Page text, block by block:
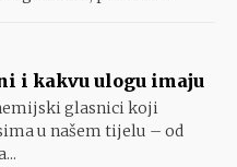
i kakvu ulogu imaju
glasnici koji
u našem tijelu – od